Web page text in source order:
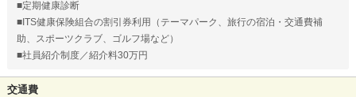
■定期健康診断
■ITS健康保険組合の割引券利用（テーマパーク、旅行の宿泊・交通費補
助、スポーツクラブ、ゴルフ場など）
■社員紹介制度／紹介料30万円
交通費